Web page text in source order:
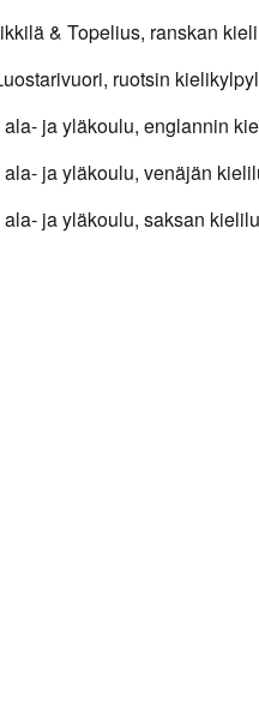
& Topelius, ranskan
ruotsin
ja yläkoulu, englannin
ja yläkoulu, venäjän
ja yläkoulu, saksan